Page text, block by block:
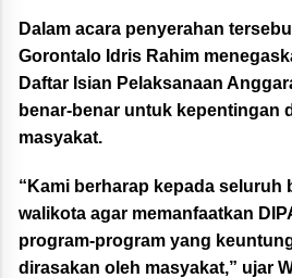
Dalam acara penyerahan
Gorontalo Idris Rahim
Daftar Isian Pelaksanaan
benar-benar untuk kepentingan
masyakat.
“Kami berharap kepada seluruh
walikota agar memanfaatkan
program-program yang
dirasakan oleh masyakat,” ujar